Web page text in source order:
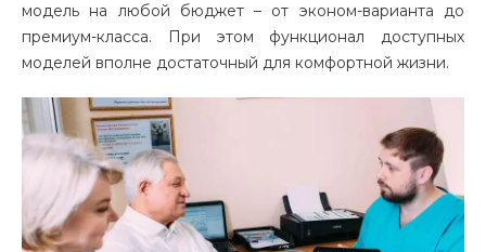
модель на любой бюджет – от эконом-варианта до
премиум-класса. При этом функционал доступных
моделей вполне достаточный для комфортной жизни.